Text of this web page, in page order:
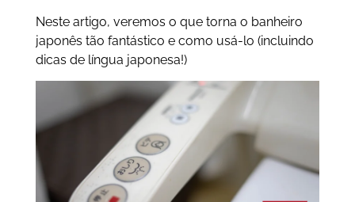
Neste artigo, veremos o que torna o banheiro
japonês tão fantástico e como usá-lo (incluindo
dicas de língua japonesa!)